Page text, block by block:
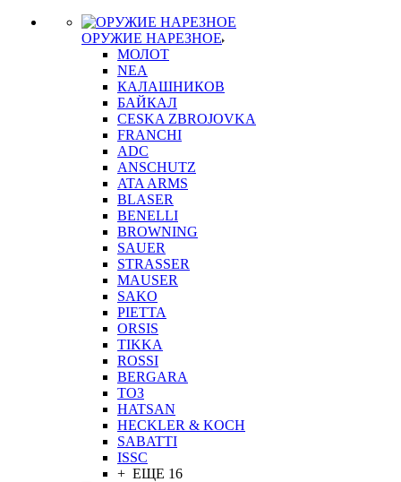
ОРУЖИЕ НАРЕЗНОЕ
МОЛОТ
NEA
КАЛАШНИКОВ
БАЙКАЛ
CESKA ZBROJOVKA
FRANCHI
ADC
ANSCHUTZ
ATA ARMS
BLASER
BENELLI
BROWNING
SAUER
STRASSER
MAUSER
SAKO
PIETTA
ORSIS
TIKKA
ROSSI
BERGARA
ТОЗ
HATSAN
HECKLER & KOCH
SABATTI
ISSC
+ ЕЩЕ 16